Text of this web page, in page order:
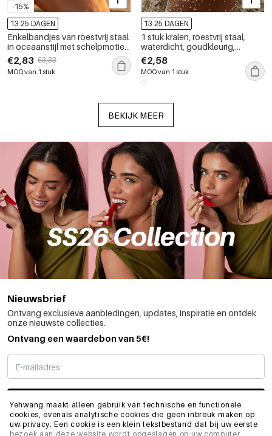
Yehwang maakt alleen gebruik van technische en functionele
cookies, evenals analytische cookies die geen inbreuk maken op
uw privacy. Een cookie is een klein tekstbestand dat bij uw eerste
bezoek aan deze website wordt opgeslagen op uw computer,
-15%
13-25 DAGEN
Enkelbandjes van roestvrij staal
in oceaanstijl met schelpmotief,
waterdicht en met kunstparels
in goudkleur.
€2,83 €3,33
MOQ van 1 stuk
13-25 DAGEN
1 stuk kralen, roestvrij staal,
waterdicht, goudkleurig,
damesenkelbandje
€2,58
MOQ van 1 stuk
BEKIJK MEER
Nieuwsbrief
Ontvang exclusieve aanbiedingen, updates, inspiratie en ontdek
onze nieuwste collecties.
Ontvang een waardebon van 5€!
SCHRIJF ME IN